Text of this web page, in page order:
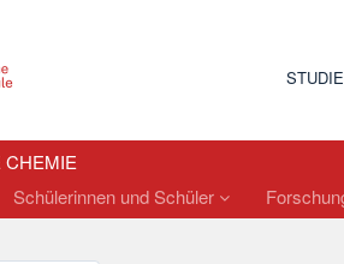
CHEMIE
Schülerinnen und Schüler